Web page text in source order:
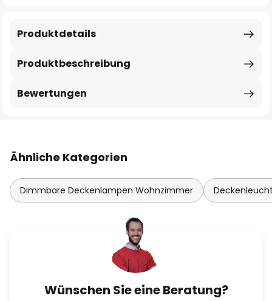
Produktbeschreibung
Produktdetails
Bewertungen
Ähnliche Kategorien
Dimmbare Deckenlampen Wohnzimmer
Wünschen Sie eine Beratung?